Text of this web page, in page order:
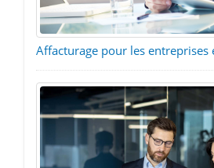
Affacturage pour les entreprises